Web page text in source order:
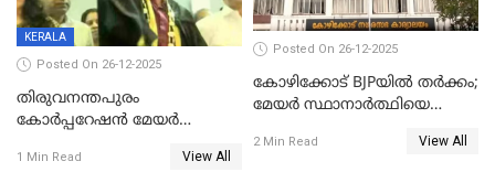
KERALA
Posted On 26-12-2025
തിരുവനന്തപുരം
കോര്‍പ്പറേഷന്‍ മേയര്‍
ഹൈക്കോടതിയിലേക്ക്;
1 Min Read View All
Posted On 26-12-2025
കോഴിക്കോട് BJPയിൽ തർക്കം;
മേയർ സ്ഥാനാർത്ഥിയെ
2 Min Read View All